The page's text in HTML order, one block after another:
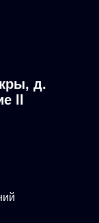
д.
ll